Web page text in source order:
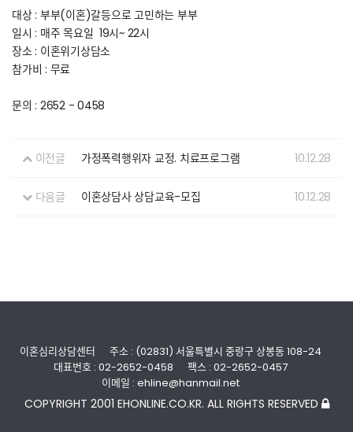
대상 : 부부(이혼)갈등으로 고민하는 부부
일시 : 매주 목요일 19시~ 22시
장소 : 이혼위기상담소
참가비 : 무료
문의 : 2652 - 0458
이전글 가정폭력행위자 교정. 치료프로그램 10.12.28
다음글 이혼상담사 상담교육-모집 10.12.28
이혼심리상담센터
주소 : (02831) 서울특별시 중랑구 상봉동 108-24
대표번호 : 02-2652-0458
팩스 : 02-2652-0457
이메일 : ehline@hanmail.net
COPYRIGHT 2001 EHONLINE.CO.KR. ALL RIGHTS RESERVED